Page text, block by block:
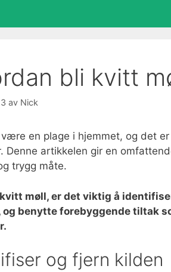
bli kvitt
av Nick
være en plage i hjemmet, og det
Denne artikkelen gir en
trygg måte.
kvitt møll, er det viktig å
og benytte forebyggende tiltak
og fjern kilden